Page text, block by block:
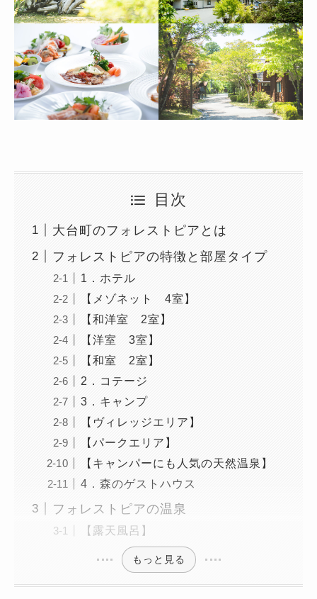
目次
大台町のフォレストピアとは
フォレストピアの特徴と部屋タイプ
1．ホテル
【メゾネット 4室】
【和洋室 2室】
【洋室 3室】
【和室 2室】
2．コテージ
3．キャンプ
【ヴィレッジエリア】
【パークエリア】
【キャンパーにも人気の天然温泉】
4．森のゲストハウス
フォレストピアの温泉
【露天風呂】
もっと見る